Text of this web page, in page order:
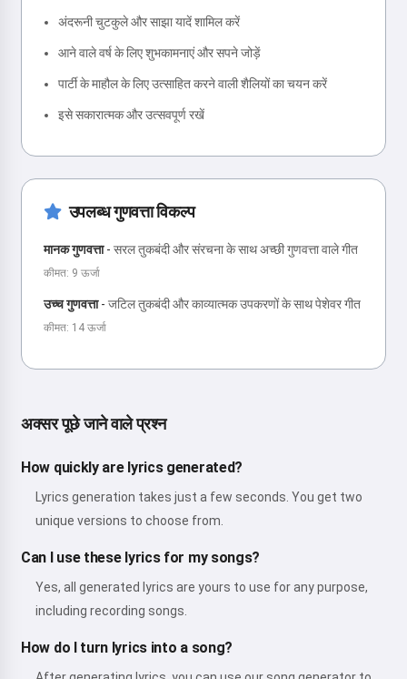
अंदरूनी चुटकुले और साझा यादें शामिल करें
आने वाले वर्ष के लिए शुभकामनाएं और सपने जोड़ें
पार्टी के माहौल के लिए उत्साहित करने वाली शैलियों का चयन करें
इसे सकारात्मक और उत्सवपूर्ण रखें
उपलब्ध गुणवत्ता विकल्प
मानक गुणवत्ता- सरल तुकबंदी और संरचना के साथ अच्छी गुणवत्ता वाले गीत
कीमत: 9 ऊर्जा
उच्च गुणवत्ता- जटिल तुकबंदी और काव्यात्मक उपकरणों के साथ पेशेवर गीत
कीमत: 14 ऊर्जा
अक्सर पूछे जाने वाले प्रश्न
How quickly are lyrics generated?
Lyrics generation takes just a few seconds. You get two
unique versions to choose from.
Can I use these lyrics for my songs?
Yes, all generated lyrics are yours to use for any purpose,
including recording songs.
How do I turn lyrics into a song?